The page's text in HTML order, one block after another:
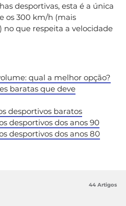
desportivas, esta é a única
os 300 km/h (mais
que respeita a velocidade
qual a melhor opção?
baratas que deve
desportivos baratos
desportivos dos anos 90
desportivos dos anos 80
44 Artigos